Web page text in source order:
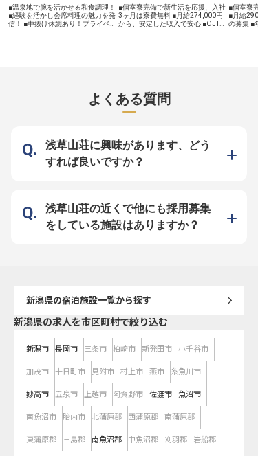
■温泉地で腕を活かせる和食調理！
■経験を活かし会席料理の魅力を発
信！ ■中抜け休憩あり！プライベー
フとして、あなたの和食・洋食・中
華の経験を活かし、お客様の笑顔を
たちと一緒に分かち合いませんか？
ーー【チームワークで成長できる職
場環境】 当館では、経験豊かな料
理長のもと、技術向上を目指せる環
も可能！寮も完備しているので、遠
方からの応募も安心です！無料駐車
場もあり、マイカー通勤もOK！ 温
泉地ならではの落ち着いた環境で、
■個室寮完備で新生活を応援、入社
3ヶ月は寮費無料 ■月給274,000円
から、安定した収入で安心 ■OJTで
お客様に忘れられない食の体験をお
届けしています。 一品一品に心を
込めるおもてなしの精神を大切に
んでいます。 あなたの手から生ま
れる料理が、お客様の旅の思い出を
【成長を支える温かい環境と充実の
マンで丁寧に指導するOJT制度があ
り、安心してスキルアップを目指せ
ます。 経験豊富な方は、即戦力と
して存分に腕を振るい、キャリアを
■個室寮
■月給
の募集 ■
リア】
実にキ
ント経験
よくある質問
浅草山荘に興味があります、どう
すれば良いですか？
浅草山荘の近くで他にも採用募集
をしている施設はありますか？
新潟県の宿泊施設一覧から探す
新潟県の求人を市区町村で絞り込む
新潟市 長岡市 三条市 柏崎市 新発田市 小千谷市
加茂市 十日町市 見附市 村上市 燕市 糸魚川市
妙高市 五泉市 上越市 阿賀野市 佐渡市 魚沼市
南魚沼市 胎内市 北蒲原郡 西蒲原郡 南蒲原郡
東蒲原郡 三島郡 南魚沼郡 中魚沼郡 刈羽郡 岩船郡